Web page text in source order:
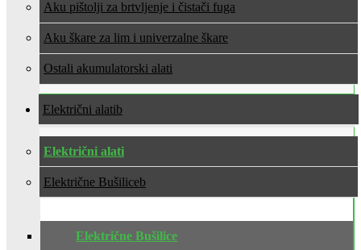
Aku pištolji za brtvljenje i čistači fuga
Aku škare za lim i univerzalne škare
Ostali akumulatorski alati
Električni alati
Električni alati
Električne Bušilice
Električne Bušilice